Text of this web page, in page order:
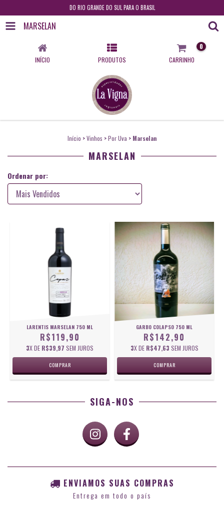
DO RIO GRANDE DO SUL PARA O BRASIL
MARSELAN
INÍCIO PRODUTOS CARRINHO
0
Início > Vinhos > Por Uva > Marselan
MARSELAN
Ordenar por:
LARENTIS MARSELAN 750 ML
R$119,90
3X DE R$39,97 SEM JUROS
GARBO COLAPSO 750 ML
R$142,90
3X DE R$47,63 SEM JUROS
SIGA-NOS
ENVIAMOS SUAS COMPRAS
Entrega em todo o país